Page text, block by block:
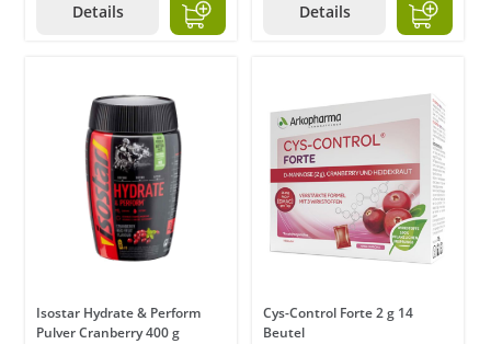
Details Details
Isostar Hydrate & Perform
Pulver Cranberry 400 g
Cys-Control Forte 2 g 14
Beutel